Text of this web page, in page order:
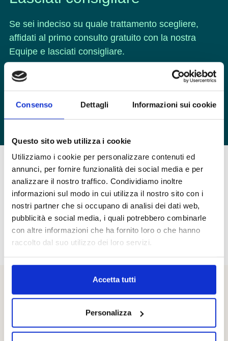
Consenso Dettagli Informazioni sui cookie
Questo sito web utilizza i cookie
Utilizziamo i cookie per personalizzare contenuti ed
annunci, per fornire funzionalità dei social media e per
analizzare il nostro traffico. Condividiamo inoltre
informazioni sul modo in cui utilizza il nostro sito con i
nostri partner che si occupano di analisi dei dati web,
pubblicità e social media, i quali potrebbero combinarle
con altre informazioni che ha fornito loro o che hanno
raccolto dal suo utilizzo dei loro servizi.
Accetta tutti
Personalizza
Se sei indeciso su quale trattamento scegliere,
affidati al primo consulto gratuito con la nostra
Equipe e lasciati consigliare.
Clienti soddisfatti